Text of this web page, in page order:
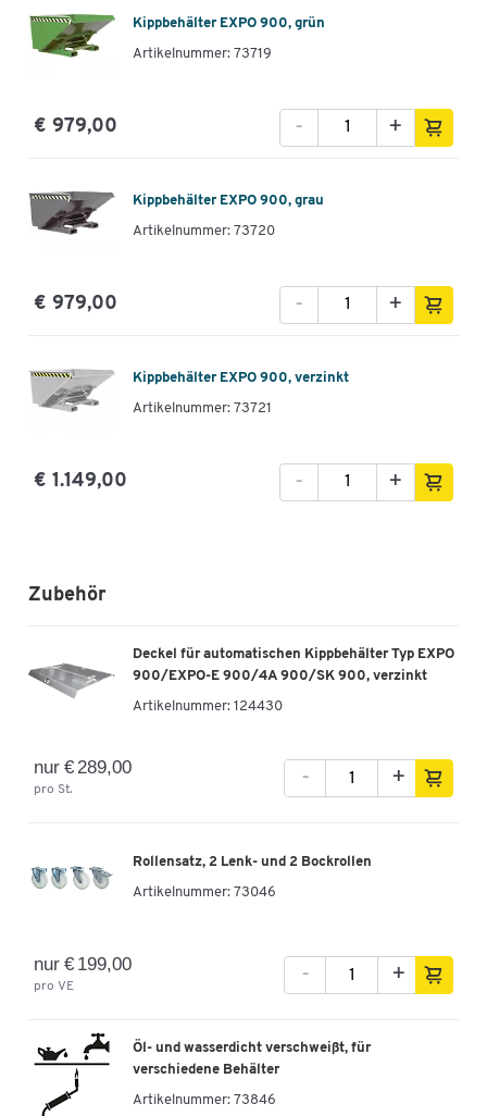
Kippbehälter EXPO 900, grün
Artikelnummer: 73719
€ 979,00 +
-
Kippbehälter EXPO 900, grau
Artikelnummer: 73720
€ 979,00 +
-
Kippbehälter EXPO 900, verzinkt
Artikelnummer: 73721
€ 1.149,00 +
-
Zubehör
Deckel für automatischen Kippbehälter Typ EXPO
900/EXPO-E 900/4A 900/SK 900, verzinkt
Artikelnummer: 124430
nur € 289,00
pro St.
- +
Rollensatz, 2 Lenk- und 2 Bockrollen
Artikelnummer: 73046
nur € 199,00
pro VE
- +
Öl- und wasserdicht verschweißt, für
verschiedene Behälter
Artikelnummer: 73846